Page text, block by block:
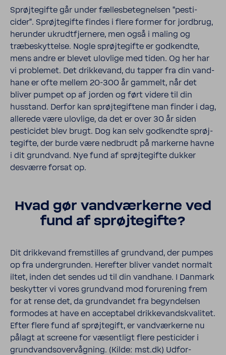
Sprøj­te­gifte går under fælles­be­teg­nelsen "pesti­
cider". Sprøj­te­gifte findes i flere former for jord­brug,
herunder ukrudt­fjer­nere, men også i maling og
træbe­skyt­telse. Nogle sprøj­te­gifte er godkendte,
mens andre er blevet ulov­lige med tiden. Og her har
vi problemet. Det drik­ke­vand, du tapper fra din vand­
hane er ofte mellem 20-​300 år gammelt, når det
bliver pumpet op af jorden og ført videre til din
husstand. Derfor kan sprøj­te­gif­tene man finder i dag,
alle­rede være ulov­lige, da det er over 30 år siden
pesti­cidet blev brugt. Dog kan selv godkendte sprøj­
te­gifte, der burde være nedbrudt på markerne havne
i dit grund­vand. Nye fund af sprøj­te­gifte dukker
desværre forsat op.
Hvad gør vand­vær­kerne ved
fund af sprøj­te­gifte?
Dit drik­ke­vand frem­stilles af grund­vand, der pumpes
op fra under­grunden. Herefter bliver vandet normalt
iltet, inden det sendes ud til din vand­hane. I Danmark
beskytter vi vores grund­vand mod foru­re­ning frem
for at rense det, da grund­vandet fra begyn­delsen
formodes at have en accep­tabel drik­ke­vand­skva­litet.
Efter flere fund af sprøj­te­gift, er vand­vær­kerne nu
pålagt at screene for væsent­ligt flere pesti­cider i
grund­vandsover­våg­ning. (Kilde: mst.dk) Udfor­